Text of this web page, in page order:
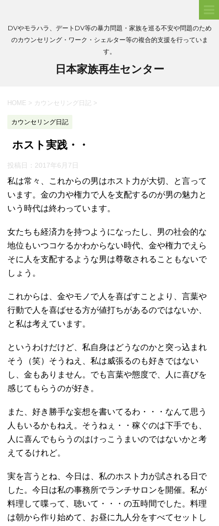
DVやモラハラ、デートDV等の暴力問題・家族を巡る不安や問題のため
のカウンセリング・ワーク・シェルター等の複合的支援を行っていま
す。
日本家族再生センター
HOME > カウンセリング日記 >
カウンセリング日記
ホスト実践・・
投稿日： 2017年6月7日
私は常々、これからの男はホスト力が大切、と言って
います。金の力や権力で人を支配するのが男の魅力と
いう時代は終わっています。
女たちも経済力を持つようになったし、男の社会的な
地位もいつコケるかわからない時代、金や権力でえら
そに人を支配するような男は尊敬されることもないで
しょう。
これからは、金やモノで人を喜ばすことより、言葉や
行動で人を喜ばせる方が値打ちがあるのではないか、
と私は考えています。
というわけだけど、私自身はどうなのかと突っ込まれ
そう（笑）そうねえ、私は威張るのも好きではない
し、金もありません。でも言葉や態度で、人に喜びを
感じてもらうのが好き。
また、好き勝手な妄想を書いてるわ・・・なんて思う
人もいるかもねえ。そうねぇ・・稼ぐのは下手でも、
人に喜んでもらうのはけっこうまいのではないかと考
えてるけれど。
実を言うとね、今日は、私のホスト力が試される日で
した。今日は私の事務所でランチサロンを開催。私が
料理して喋って、聴いて・・・の五時間でした。料理
は朝から作り始めて、お昼に九人分をすべてセットし